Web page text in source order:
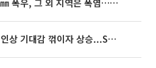
동해안은 시간당 80㎜ 폭우, 그 외 지역은 폭염…‘극과 극 날씨’
뉴욕증시, 연준 금리인상 기대감 꺾이자 상승...S&P500 사상 최고치 [종합]